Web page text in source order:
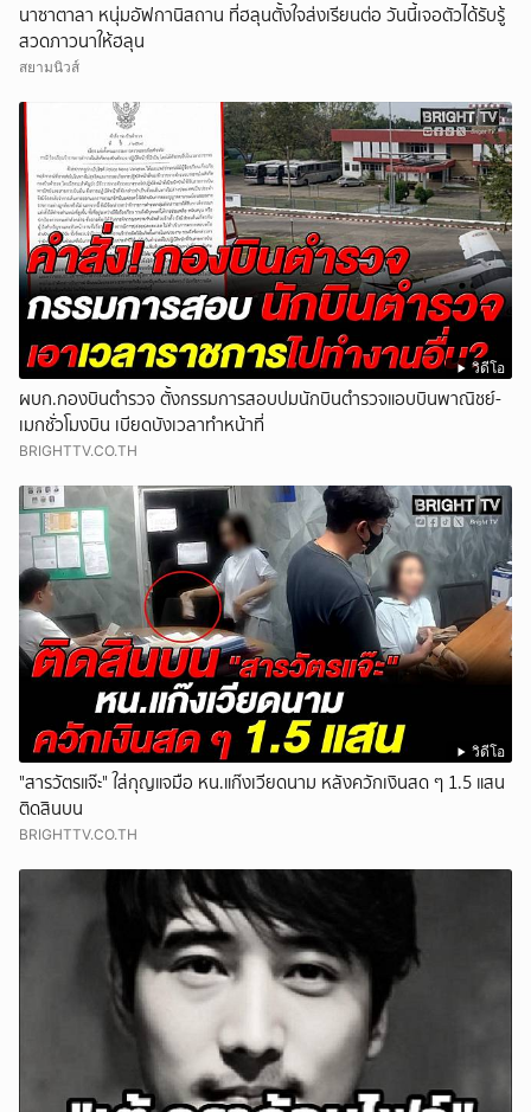
นาซาตาลา หนุ่มอัฟกานิสถาน ที่ฮลุนตั้งใจส่งเรียนต่อ วันนี้เจอตัวได้รับรู้
สวดภาวนาให้ฮลุน
สยามนิวส์
วิดีโอ
ผบก.กองบินตำรวจ ตั้งกรรมการสอบปมนักบินตำรวจแอบบินพาณิชย์-
เมกชั่วโมงบิน เบียดบังเวลาทำหน้าที่
BRIGHTTV.CO.TH
วิดีโอ
"สารวัตรแจ๊ะ" ใส่กุญแจมือ หน.แก๊งเวียดนาม หลังควักเงินสด ๆ 1.5 แสน
ติดสินบน
BRIGHTTV.CO.TH